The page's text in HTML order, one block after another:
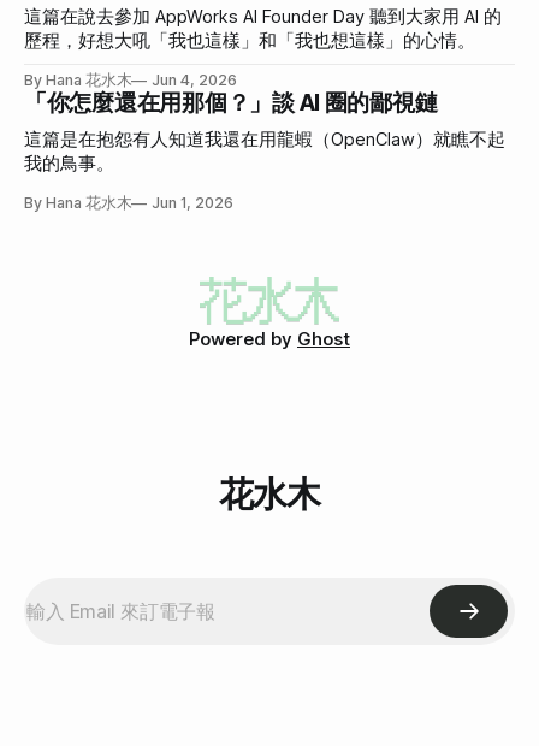
這篇在說去參加 AppWorks AI Founder Day 聽到大家用 AI 的
歷程，好想大吼「我也這樣」和「我也想這樣」的心情。
By Hana 花水木 Jun 4, 2026
「你怎麼還在用那個？」談 AI 圈的鄙視鏈
這篇是在抱怨有人知道我還在用龍蝦（OpenClaw）就瞧不起
我的鳥事。
By Hana 花水木 Jun 1, 2026
Powered by Ghost
花水木